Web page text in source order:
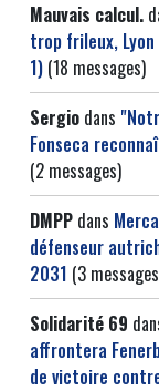
Mauvais calcul.
trop frileux,
1) (18 messages)
Sergio dans
Fonseca
(2 messages)
DMPP dans
défenseur
2031 (3
Solidarité 69
affrontera
de victoire